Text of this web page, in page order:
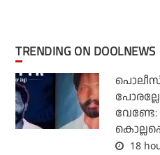
TRENDING ON DOOLNEWS
18